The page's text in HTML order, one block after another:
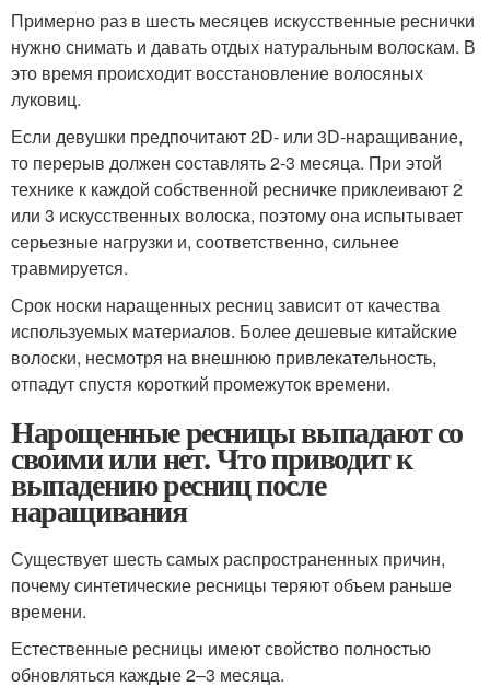
Примерно раз в шесть месяцев искусственные реснички
нужно снимать и давать отдых натуральным волоскам. В
это время происходит восстановление волосяных
луковиц.
Если девушки предпочитают 2D- или 3D-наращивание,
то перерыв должен составлять 2-3 месяца. При этой
технике к каждой собственной ресничке приклеивают 2
или 3 искусственных волоска, поэтому она испытывает
серьезные нагрузки и, соответственно, сильнее
травмируется.
Срок носки наращенных ресниц зависит от качества
используемых материалов. Более дешевые китайские
волоски, несмотря на внешнюю привлекательность,
отпадут спустя короткий промежуток времени.
Нарощенные ресницы выпадают со
своими или нет. Что приводит к
выпадению ресниц после
наращивания
Существует шесть самых распространенных причин,
почему синтетические ресницы теряют объем раньше
времени.
Естественные ресницы имеют свойство полностью
обновляться каждые 2–3 месяца.